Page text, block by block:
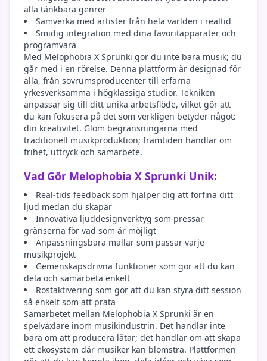
alla tänkbara genrer
Samverka med artister från hela världen i realtid
Smidig integration med dina favoritapparater och
programvara
Med Melophobia X Sprunki gör du inte bara musik; du
går med i en rörelse. Denna plattform är designad för
alla, från sovrumsproducenter till erfarna
yrkesverksamma i högklassiga studior. Tekniken
anpassar sig till ditt unika arbetsflöde, vilket gör att
du kan fokusera på det som verkligen betyder något:
din kreativitet. Glöm begränsningarna med
traditionell musikproduktion; framtiden handlar om
frihet, uttryck och samarbete.
Vad Gör Melophobia X Sprunki Unik:
Real-tids feedback som hjälper dig att förfina ditt
ljud medan du skapar
Innovativa ljuddesignverktyg som pressar
gränserna för vad som är möjligt
Anpassningsbara mallar som passar varje
musikprojekt
Gemenskapsdrivna funktioner som gör att du kan
dela och samarbeta enkelt
Röstaktivering som gör att du kan styra ditt session
så enkelt som att prata
Samarbetet mellan Melophobia X Sprunki är en
spelväxlare inom musikindustrin. Det handlar inte
bara om att producera låtar; det handlar om att skapa
ett ekosystem där musiker kan blomstra. Plattformen